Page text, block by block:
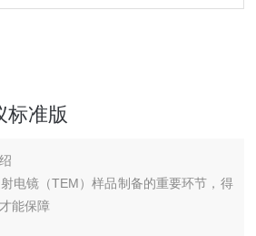
标准版
电镜（TEM）样品制备的重要环节，得
能保障